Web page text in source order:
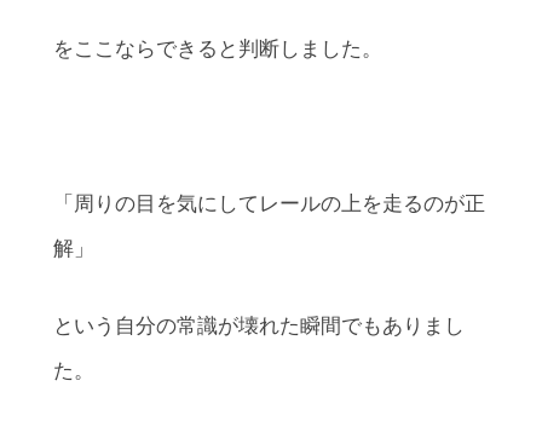
をここならできると判断しました。
「周りの目を気にしてレールの上を走るのが正
解」
という自分の常識が壊れた瞬間でもありまし
た。